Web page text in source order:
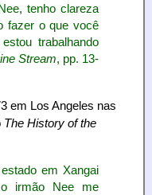
tenho clareza
fazer o que você
trabalhando
Stream, pp. 13-
em Los Angeles nas
The History of the
em Xangai
irmão Nee me